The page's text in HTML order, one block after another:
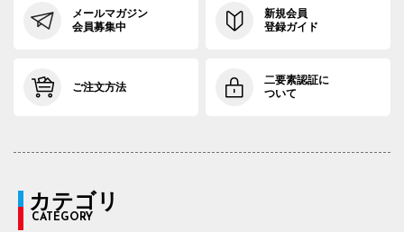
メールマガジン
会員募集中
新規会員
登録ガイド
ご注文方法
二要素認証に
ついて
カテゴリ
CATEGORY